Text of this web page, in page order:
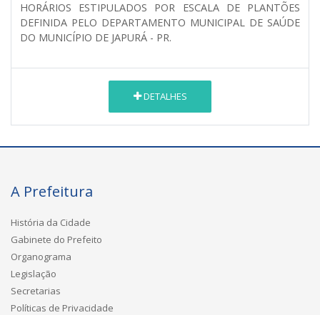
HORÁRIOS ESTIPULADOS POR ESCALA DE PLANTÕES
DEFINIDA PELO DEPARTAMENTO MUNICIPAL DE SAÚDE
DO MUNICÍPIO DE JAPURÁ - PR.
DETALHES
A Prefeitura
História da Cidade
Gabinete do Prefeito
Organograma
Legislação
Secretarias
Políticas de Privacidade